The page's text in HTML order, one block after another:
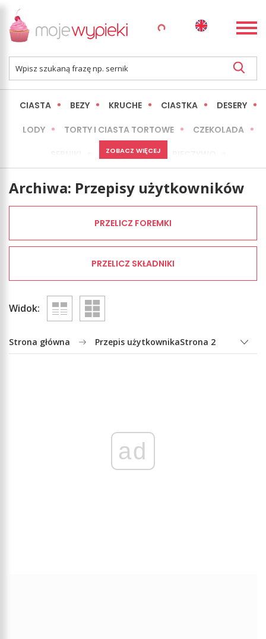
CIASTA BEZY KRUCHE CIASTKA DESERY
LODY TORTY I CIASTA TORTOWE CZEKOLADA
MINI WYPIEKI
ZOBACZ WIĘCEJ
Archiwa: Przepisy użytkowników
PRZELICZ FOREMKI
PRZELICZ SKŁADNIKI
Widok:
Strona główna Przepis użytkownikaStrona 2
ad